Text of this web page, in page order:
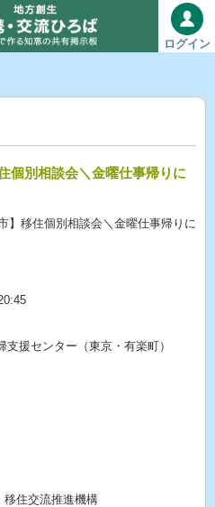
ログイン
個別相談会＼金曜仕事帰りに
】移住個別相談会＼金曜仕事帰りに
援センター（東京・有楽町）
移住交流推進機構